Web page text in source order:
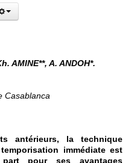
AMINE**, A. ANDOH*.
Casablanca
antérieurs, la technique
immédiate est
part pour ses avantages